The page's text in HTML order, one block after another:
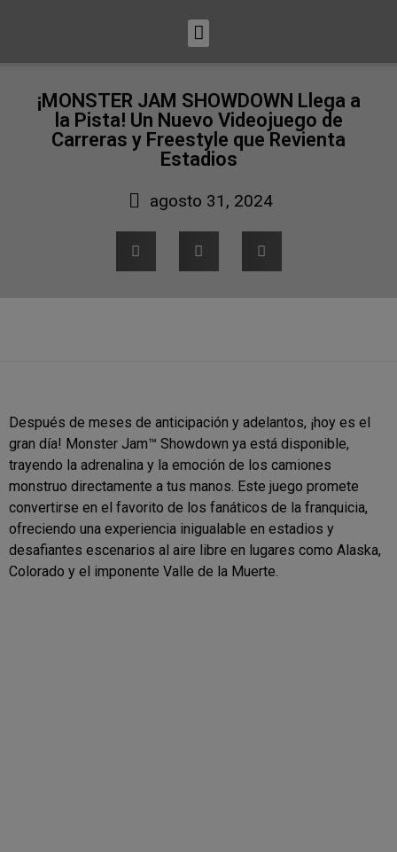
¡MONSTER JAM SHOWDOWN Llega a
la Pista! Un Nuevo Videojuego de
Carreras y Freestyle que Revienta
Estadios
agosto 31, 2024
Después de meses de anticipación y adelantos, ¡hoy es el
gran día! Monster Jam™ Showdown ya está disponible,
trayendo la adrenalina y la emoción de los camiones
monstruo directamente a tus manos. Este juego promete
convertirse en el favorito de los fanáticos de la franquicia,
ofreciendo una experiencia inigualable en estadios y
desafiantes escenarios al aire libre en lugares como Alaska,
Colorado y el imponente Valle de la Muerte.